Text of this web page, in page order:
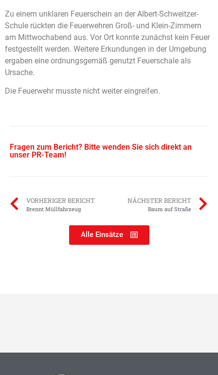
Zu einem unklaren Feuerschein an der Albert-Schweitzer-
Schule rückten die Feuerwehren Groß- und Klein-Zimmern
am Mittwochabend aus. Vor Ort konnte zunächst kein Feuer
festgestellt werden. Weitere Erkundungen in der Umgebung
ergaben eine ordnungsgemäß genutzt Feuerschale als
Ursache.
Die Feuerwehr musste nicht weiter eingreifen.
Fragen zum Bericht? Bitte wenden Sie sich direkt an
unser PR-Team!
VORHERIGER BERICHT
Brennt Müllfahrzeug
NÄCHSTER BERICHT
Baum auf Straße
Alle Einsätze